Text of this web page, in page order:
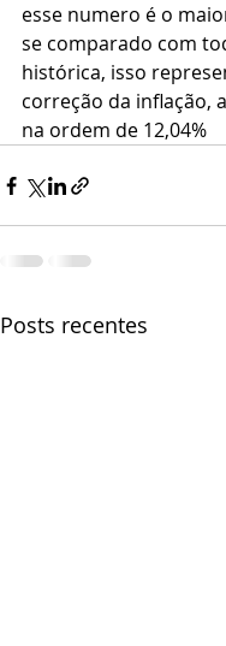
esse numero é o
se comparado com
histórica, isso
correção da inflação,
na ordem de 12,04%
Posts recentes